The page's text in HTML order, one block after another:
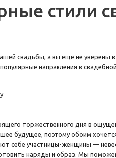
стили
свадьбы, а вы еще не уверены
направления в
торжественного дня в
будущее, поэтому обоим
себе участницы-женщины —
наряды и образ. Мы